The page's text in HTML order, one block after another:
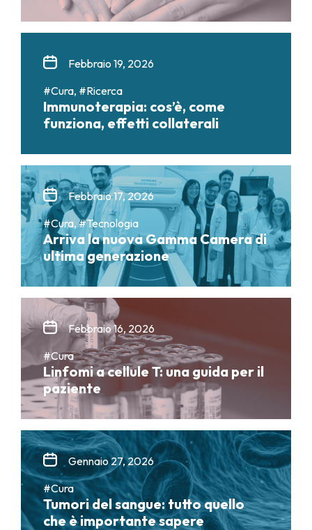
Febbraio 19, 2026
#Cura, #Ricerca
Immunoterapia: cos’è, come
funziona, effetti collaterali
Febbraio 17, 2026
#Cura, #Tecnologia
Arriva la nuova Gamma Camera di
ultima generazione
Febbraio 16, 2026
#Cura
Linfomi a cellule T: una guida per il
paziente
Gennaio 27, 2026
#Cura
Tumori del sangue: tutto quello
che è importante sapere